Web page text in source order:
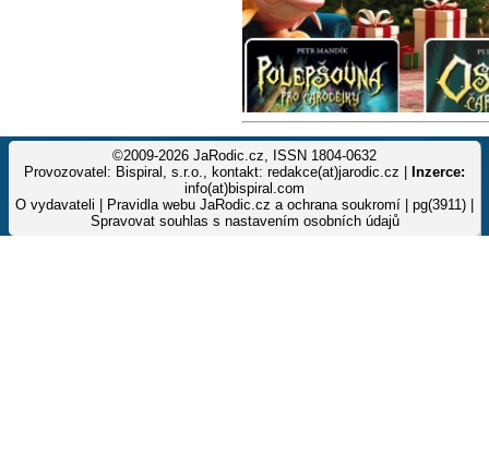
©2009-2026 JaRodic.cz, ISSN 1804-0632
Provozovatel: Bispiral, s.r.o., kontakt: redakce(at)jarodic.cz |
Inzerce:
info(at)bispiral.com
O vydavateli
Pravidla webu JaRodic.cz a ochrana soukromí | pg(3911) |
Spravovat souhlas s nastavením osobních údajů